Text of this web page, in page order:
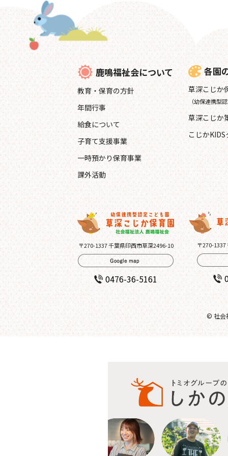
鹿鳴福祉会について
教育・保育の方針
年間行事
給食について
子育て支援事業
一時預かり保育事業
課外活動
各園
草深こじか
（幼保連携型
草深こじか
こじかKIDS
〒270-1337 千葉県印西市草深2496-10
0476-36-5161
〒270-
© 社会